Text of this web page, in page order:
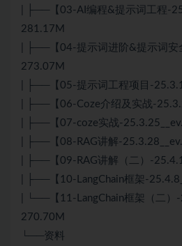
| ├──【03-AI编程&提示词工程-
281.17M
| ├──【04-提示词进阶&提示词安
273.07M
| ├──【05-提示词工程项目-
| ├──【06-Coze介绍及实战-
| ├──【07-coze实战-
| ├──【08-RAG讲解-
| ├──【09-RAG讲解（二）-
| ├──【10-LangChain框架-
| └──【11-LangChain框架（二）
270.70M
└──资料